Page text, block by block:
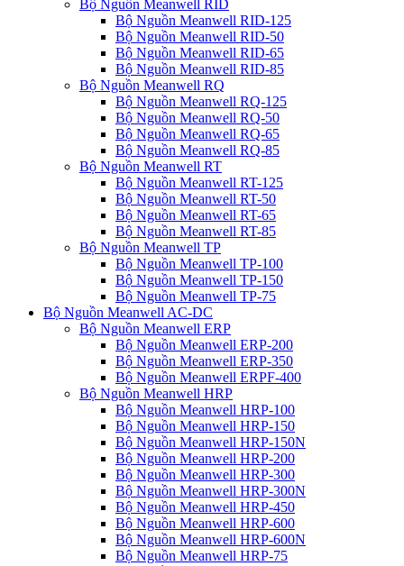
Bộ Nguồn Meanwell RID
Bộ Nguồn Meanwell RID-125
Bộ Nguồn Meanwell RID-50
Bộ Nguồn Meanwell RID-65
Bộ Nguồn Meanwell RID-85
Bộ Nguồn Meanwell RQ
Bộ Nguồn Meanwell RQ-125
Bộ Nguồn Meanwell RQ-50
Bộ Nguồn Meanwell RQ-65
Bộ Nguồn Meanwell RQ-85
Bộ Nguồn Meanwell RT
Bộ Nguồn Meanwell RT-125
Bộ Nguồn Meanwell RT-50
Bộ Nguồn Meanwell RT-65
Bộ Nguồn Meanwell RT-85
Bộ Nguồn Meanwell TP
Bộ Nguồn Meanwell TP-100
Bộ Nguồn Meanwell TP-150
Bộ Nguồn Meanwell TP-75
Bộ Nguồn Meanwell AC-DC
Bộ Nguồn Meanwell ERP
Bộ Nguồn Meanwell ERP-200
Bộ Nguồn Meanwell ERP-350
Bộ Nguồn Meanwell ERPF-400
Bộ Nguồn Meanwell HRP
Bộ Nguồn Meanwell HRP-100
Bộ Nguồn Meanwell HRP-150
Bộ Nguồn Meanwell HRP-150N
Bộ Nguồn Meanwell HRP-200
Bộ Nguồn Meanwell HRP-300
Bộ Nguồn Meanwell HRP-300N
Bộ Nguồn Meanwell HRP-450
Bộ Nguồn Meanwell HRP-600
Bộ Nguồn Meanwell HRP-600N
Bộ Nguồn Meanwell HRP-75